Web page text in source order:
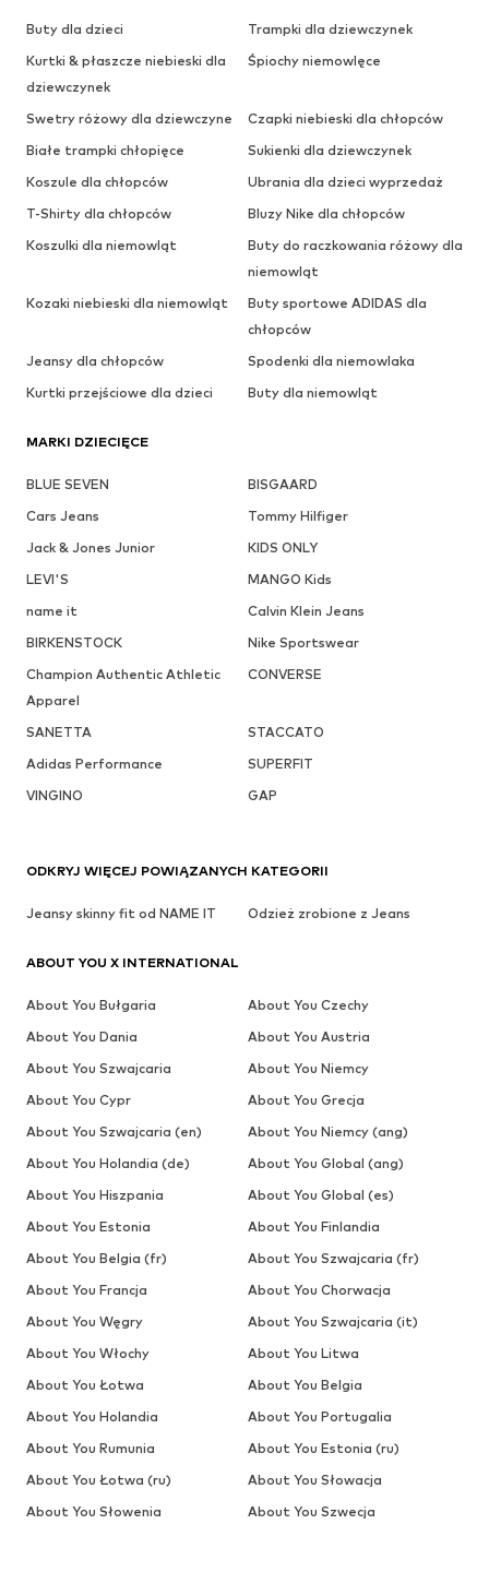
Buty dla dzieci
Trampki dla dziewczynek
Kurtki & płaszcze niebieski dla
dziewczynek
Śpiochy niemowlęce
Swetry różowy dla dziewczyne
Czapki niebieski dla chłopców
Białe trampki chłopięce
Sukienki dla dziewczynek
Koszule dla chłopców
Ubrania dla dzieci wyprzedaż
T-Shirty dla chłopców
Bluzy Nike dla chłopców
Koszulki dla niemowląt
Buty do raczkowania różowy dla
niemowląt
Kozaki niebieski dla niemowląt
Buty sportowe ADIDAS dla
chłopców
Jeansy dla chłopców
Spodenki dla niemowlaka
Kurtki przejściowe dla dzieci
Buty dla niemowląt
MARKI DZIECIĘCE
BLUE SEVEN
BISGAARD
Cars Jeans
Tommy Hilfiger
Jack & Jones Junior
KIDS ONLY
LEVI'S
MANGO Kids
name it
Calvin Klein Jeans
BIRKENSTOCK
Nike Sportswear
Champion Authentic Athletic
Apparel
CONVERSE
SANETTA
STACCATO
Adidas Performance
SUPERFIT
VINGINO
GAP
ODKRYJ WIĘCEJ POWIĄZANYCH KATEGORII
Jeansy skinny fit od NAME IT Odzież zrobione z Jeans
ABOUT YOU X INTERNATIONAL
About You Bułgaria
About You Czechy
About You Dania
About You Austria
About You Szwajcaria
About You Niemcy
About You Cypr
About You Grecja
About You Szwajcaria (en)
About You Niemcy (ang)
About You Holandia (de)
About You Global (ang)
About You Hiszpania
About You Global (es)
About You Estonia
About You Finlandia
About You Belgia (fr)
About You Szwajcaria (fr)
About You Francja
About You Chorwacja
About You Węgry
About You Szwajcaria (it)
About You Włochy
About You Litwa
About You Łotwa
About You Belgia
About You Holandia
About You Portugalia
About You Rumunia
About You Estonia (ru)
About You Łotwa (ru)
About You Słowacja
About You Słowenia
About You Szwecja